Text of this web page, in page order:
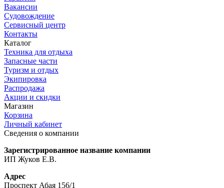
Вакансии
Судовождение
Сервисный центр
Контакты
Каталог
Техника для отдыха
Запасные части
Туризм и отдых
Экипировка
Распродажа
Акции и скидки
Магазин
Корзина
Личный кабинет
Сведения о компании
Зарегистрированное название компании
ИП Жуков Е.В.
Адрес
Проспект Абая 156/1